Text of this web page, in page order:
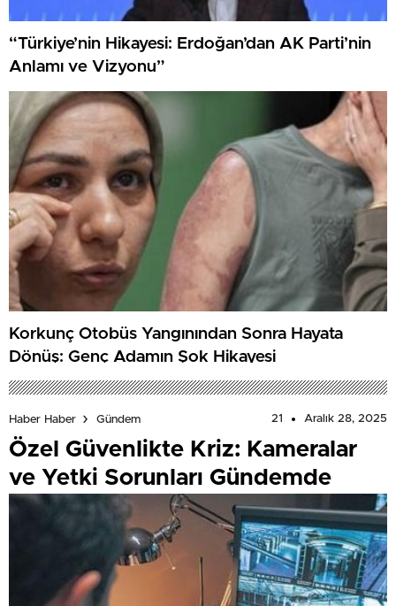
“Türkiye’nin Hikayesi: Erdoğan’dan AK Parti’nin
Anlamı ve Vizyonu”
Korkunç Otobüs Yangınından Sonra Hayata
Dönüş: Genç Adamın Şok Hikayesi
Haber Haber Gündem 21 Aralık 28, 2025
Özel Güvenlikte Kriz: Kameralar
ve Yetki Sorunları Gündemde